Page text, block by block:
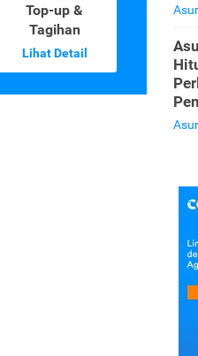
Top-up &
Tagihan
Lihat Detail